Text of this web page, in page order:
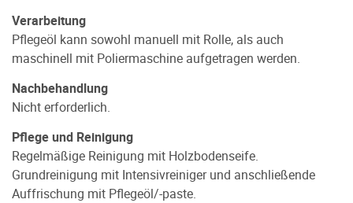
Verarbeitung
Pﬂegeöl kann sowohl manuell mit Rolle, als auch
maschinell mit Poliermaschine aufgetragen werden.
Nachbehandlung
Nicht erforderlich.
Pﬂege und Reinigung
Regelmäßige Reinigung mit Holzbodenseife.
Grundreinigung mit Intensivreinigerund anschließende
Auffrischung mit Pflegeöl/-paste.